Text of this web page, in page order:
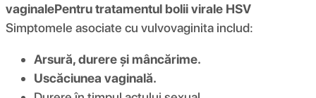
vaginalePentru tratamentul bolii virale HSV
Simptomele asociate cu vulvovaginita includ:
Arsură, durere și mâncărime.
Uscăciunea vaginală.